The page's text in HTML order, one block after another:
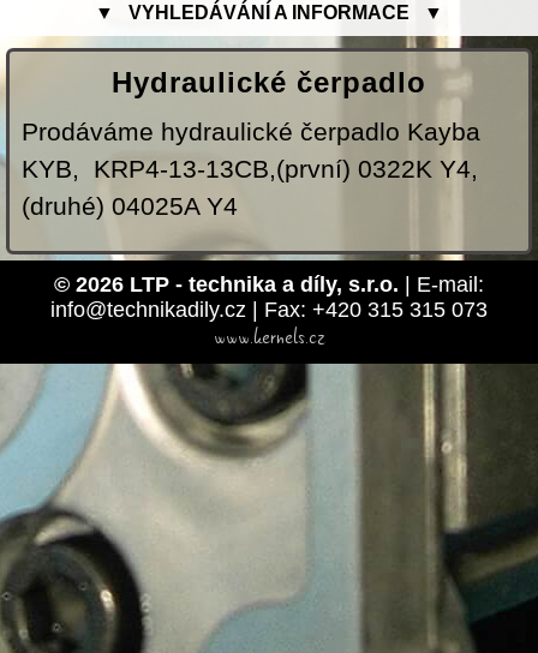
▼ VYHLEDÁVÁNÍ A INFORMACE ▼
Hydraulické čerpadlo
Prodáváme hydraulické čerpadlo Kayba
KYB, KRP4-13-13CB,(první) 0322K Y4,
(druhé) 04025A Y4
© 2026 LTP - technika a díly, s.r.o. | E-mail:
info@technikadily.cz | Fax: +420 315 315 073
www.kernels.cz